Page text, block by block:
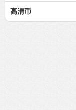
高清币